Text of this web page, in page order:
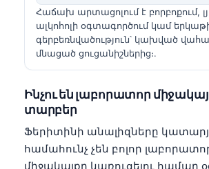
Հաճախ արտացոլում է բորբոքում,
ալկոհոլի օգտագործում կամ
գերբեռնվածություն՝ կախված
մնացած ցուցանիշներից։.
Ինչու են լաբորատոր
տարբեր
Ֆերիտինի անալիզները
համահունչ չեն բոլոր
միջակայքը կառուցելու համար